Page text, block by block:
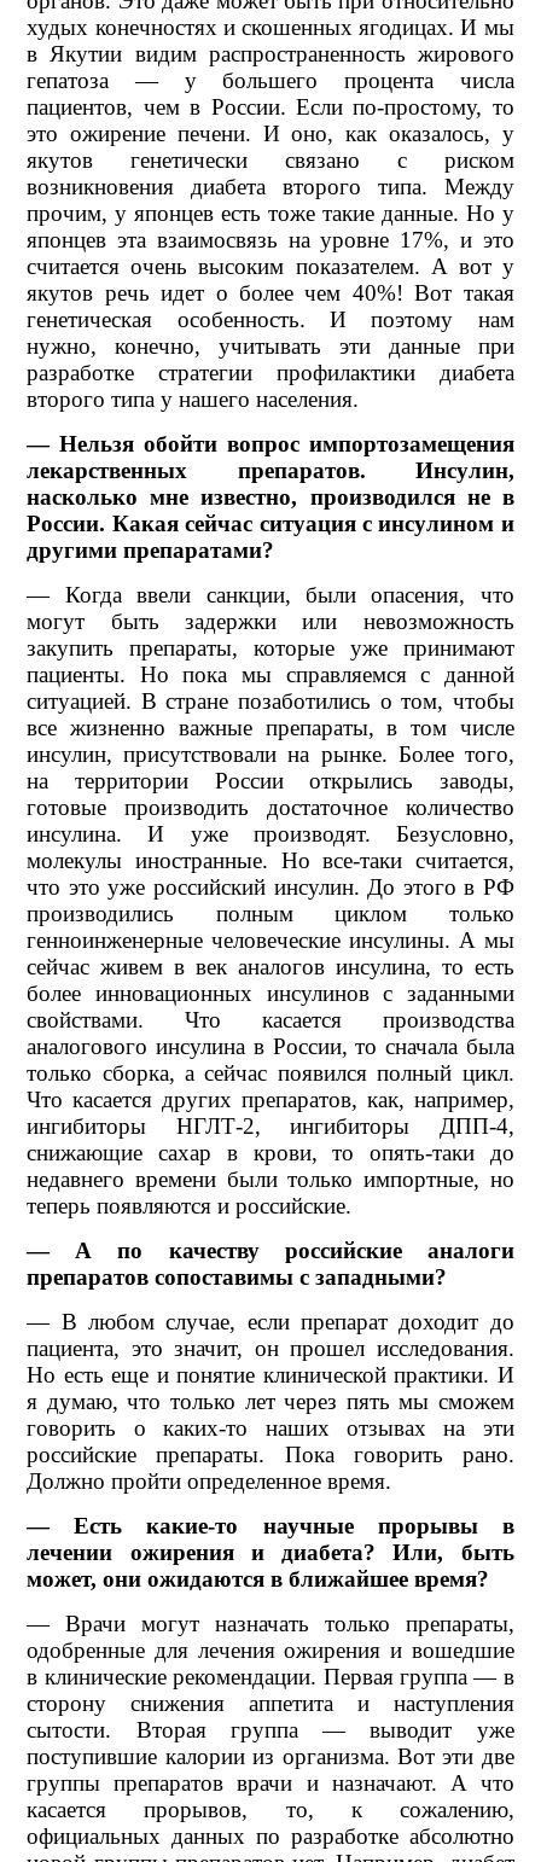
худых конечностях и скошенных ягодицах. И мы
в Якутии видим распространенность жирового
гепатоза — у большего процента числа
пациентов, чем в России. Если по-простому, то
это ожирение печени. И оно, как оказалось, у
якутов генетически связано с риском
возникновения диабета второго типа. Между
прочим, у японцев есть тоже такие данные. Но у
японцев эта взаимосвязь на уровне 17%, и это
считается очень высоким показателем. А вот у
якутов речь идет о более чем 40%! Вот такая
генетическая особенность. И поэтому нам
нужно, конечно, учитывать эти данные при
разработке стратегии профилактики диабета
второго типа у нашего населения.
— Нельзя обойти вопрос импортозамещения
лекарственных препаратов. Инсулин,
насколько мне известно, производился не в
России. Какая сейчас ситуация с инсулином и
другими препаратами?
— Когда ввели санкции, были опасения, что
могут быть задержки или невозможность
закупить препараты, которые уже принимают
пациенты. Но пока мы справляемся с данной
ситуацией. В стране позаботились о том, чтобы
все жизненно важные препараты, в том числе
инсулин, присутствовали на рынке. Более того,
на территории России открылись заводы,
готовые производить достаточное количество
инсулина. И уже производят. Безусловно,
молекулы иностранные. Но все-таки считается,
что это уже российский инсулин. До этого в РФ
производились полным циклом только
генноинженерные человеческие инсулины. А мы
сейчас живем в век аналогов инсулина, то есть
более инновационных инсулинов с заданными
свойствами. Что касается производства
аналогового инсулина в России, то сначала была
только сборка, а сейчас появился полный цикл.
Что касается других препаратов, как, например,
ингибиторы НГЛТ-2, ингибиторы ДПП-4,
снижающие сахар в крови, то опять-таки до
недавнего времени были только импортные, но
теперь появляются и российские.
— А по качеству российские аналоги
препаратов сопоставимы с западными?
— В любом случае, если препарат доходит до
пациента, это значит, он прошел исследования.
Но есть еще и понятие клинической практики. И
я думаю, что только лет через пять мы сможем
говорить о каких-то наших отзывах на эти
российские препараты. Пока говорить рано.
Должно пройти определенное время.
— Есть какие-то научные прорывы в
лечении ожирения и диабета? Или, быть
может, они ожидаются в ближайшее время?
— Врачи могут назначать только препараты,
одобренные для лечения ожирения и вошедшие
в клинические рекомендации. Первая группа — в
сторону снижения аппетита и наступления
сытости. Вторая группа — выводит уже
поступившие калории из организма. Вот эти две
группы препаратов врачи и назначают. А что
касается прорывов, то, к сожалению,
официальных данных по разработке абсолютно